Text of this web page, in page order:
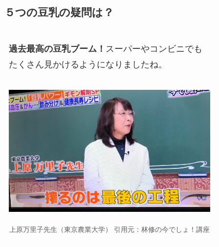
５つの豆乳の疑問は？
過去最高の豆乳ブーム！ スーパーやコンビニでも
たくさん見かけるようになりましたね。
上原万里子先生（東京農業大学） 引用元：林修の今でしょ！講座